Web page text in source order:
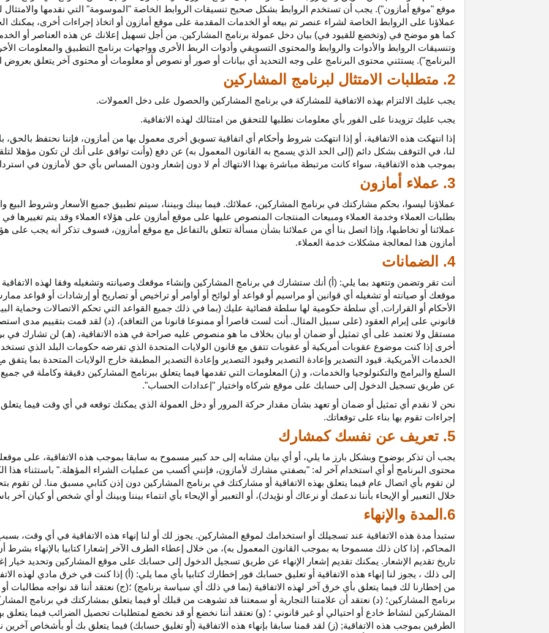
موقع "موقع أمازون"). يجب أن تستخدم الروابط بشكل صحيح تنسيقات الروابط الخاصة "الموسومة" التي نقدمها والامتثال
عملاؤنا على الروابط الخاصة لشراء عنصر تم بيعه أو الخدمات المقدمة على موقع أمازون أو اتخاذ إجراءات أخرى، يمكنك
كما هو موضح في (وتخضع للقيود في) بيان دخل عمولة برنامج المشاركين. من أجل تسهيل إعلانك عن هذه العناصر أو
وتنسيقات الروابط والأدوات والروابط والمحتوى التسويقي وأدوات الربط الأخرى وواجهات برنامج التطبيق والمعلومات
البرنامج"). يستثني محتوى البرنامج على وجه التحديد أي بيانات أو صور أو نصوص أو معلومات أو محتوى آخر يتعلق بعروض
2. متطلبات الامتثال لبرنامج المشاركين
يجب عليك الالتزام بهذه الاتفاقية للمشاركة في برنامج المشاركين والحصول على دخل العمولات.
يجب عليك تزويدنا على الفور بأي معلومات نطلبها للتحقق من امتثالك لهذه الاتفاقية.
إذا انتهكت هذه
الاتفاقية، أو إذا انتهكت شروط وأحكام أي اتفاقية تسويق أخرى معمول بها من أمازون، فإننا نحتفظ
لنا، في التوقف بشكل دائم (إلى الحد الذي يسمح به القانون المعمول به) عن دفع (وأنت توافق على أنك لن تكون مؤهلا
بموجب هذه
الاتفاقية، سواء كانت مرتبطة مباشرة بهذا الانتهاك أم لا دون إشعار ودون المساس بأي حق لأمازون في
3. عملاء أمازون
عملاؤنا ليسوا، بحكم مشاركتك في برنامج المشاركين، عملائك. فيما بينك وبيننا، سيتم تطبيق جميع الأسعار وشروط البيع
بطلبات العملاء وخدمة العملاء ومبيعات المنتجات المنصوص عليها على موقع أمازون على هؤلاء العملاء وقد يتم
عملائنا أو تخاطبها، وإذا اتصل بنا أي من عملائنا بشأن مسألة تتعلق بالتفاعل مع موقع أمازون، فسوف تذكر أنه يجب على
أمازون هذا لمعالجة مشكلات خدمة العملاء.
4. الضمانات
أنت تقر وتضمن وتتعهد بما يلي: (أ) أنك ستشارك في برنامج المشاركين وإنشاء موقعك وصيانته وتشغيله وفقا لهذه
موقعك أو صيانته أو تشغيله أي قوانين أو مراسيم أو قواعد أو لوائح أو أوامر أو تراخيص أو تصاريح أو إرشادات أو قواعد
الأحكام أو القرارات, أي سلطة حكومية لها سلطة قضائية عليك (بما في ذلك جميع القواعد التي تحكم الاتصالات وحماية
قانوني على إبرام العقود (على سبيل المثال. أنت لست قاصرا أو ممنوعا قانونا من التعاقد)، (د) لقد قمت بتقييم مدى
مستقل ولا تعتمد على أي تمثيل أو ضمان أو بيان بخلاف ما هو منصوص عليه صراحة في هذه الاتفاقية، (هـ) لن تشارك
أخرى إذا كنت موضوع عقوبات أمريكية أو عقوبات تتفق مع قانون الولايات المتحدة الذي تفرضه حكومات البلد الذي
الخدمات الأمريكية. قيود التصدير وإعادة التصدير وقيود التصدير وإعادة التصدير المطبقة خارج الولايات المتحدة بما
السلع والبرامج والتكنولوجيا والخدمات، و (ز) المعلومات التي تقدمها فيما يتعلق ببرنامج المشاركين دقيقة وكاملة في
عن طريق تسجيل الدخول إلى حسابك على موقع شركاه واختيار "إعدادات الحساب".
نحن لا نقدم أي تمثيل أو ضمان أو تعهد بشأن مقدار حركة المرور أو دخل العمولة الذي يمكنك توقعه في أي وقت فيما
إجراءات تقوم بها بناء على توقعاتك.
5. تعريف عن نفسك كمشارك
يجب أن تذكر بوضوح وبشكل بارز ما يلي، أو أي بيان مشابه إلى حد كبير مسموح به سابقا بموجب هذه الاتفاقية، على
محتوى البرنامج أو أي استخدام آخر له: "بصفتي مشارك لأمازون، فإنني أكسب من عمليات الشراء المؤهلة." باستثناء هذا
لن تقوم بأي اتصال عام فيما يتعلق بهذه الاتفاقية أو مشاركتك في برنامج المشاركين دون إذن كتابي مسبق منا. لن تقوم
خلال التعبير أو الإيحاء بأننا ندعمك أو نرعاك أو نؤيدك)، أو التعبير أو الإيحاء بأي انتماء بيننا وبينك أو أي شخص أو كيان
6.المدة والإنهاء
ستبدأ مدة هذه الاتفاقية عند تسجيلك أو استخدامك لموقع المشاركين. يجوز لك أو لنا إنهاء هذه الاتفاقية في أي وقت،
المحاكم، إذا كان ذلك مسموحا به بموجب القانون المعمول به)، من خلال إعطاء الطرف الآخر إشعارا كتابيا بالإنهاء بشرط أن
تاريخ تقديم الإشعار. يمكنك تقديم إشعار الإنهاء عن طريق تسجيل الدخول إلى حسابك على موقع المشاركين وتحديد
إلى ذلك ، يجوز لنا إنهاء هذه الاتفاقية أو تعليق حسابك فور إخطارك كتابيا بأي مما يلي: (أ) إذا كنت في خرق مادي لهذه
من إخطارنا لك فيما يتعلق بأي خرق آخر لهذه الاتفاقية (بما في ذلك أي سياسة برنامج) ؛(ج) نعتقد أننا قد نواجه مطالبات
برنامج المشاركين؛ (د) نعتقد أن علامتنا التجارية أو سمعتنا قد تشوهت من قبلك أو فيما يتعلق بمشاركتك في برنامج
المشاركين لنشاط خادع أو احتيالي أو غير قانوني ؛ (و) نعتقد أننا نخضع أو قد نخضع لمتطلبات تحصيل الضرائب فيما يتعلق
الطرفين بموجب هذه الاتفاقية; (ز) لقد قمنا سابقا بإنهاء هذه الاتفاقية (أو تغليق حسابك) فيما يتعلق بك أو بأشخاص